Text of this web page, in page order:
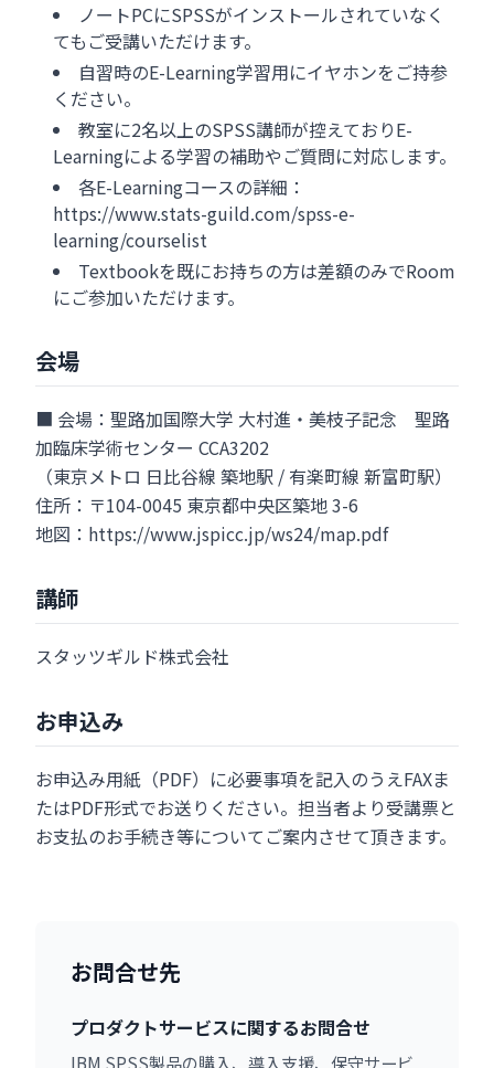
ノートPCにSPSSがインストールされていなく
てもご受講いただけます。
自習時のE-Learning学習用にイヤホンをご持参
ください。
教室に2名以上のSPSS講師が控えておりE-
Learningによる学習の補助やご質問に対応します。
各E-Learningコースの詳細：
https://www.stats-guild.com/spss-e-
learning/courselist
Textbookを既にお持ちの方は差額のみでRoom
にご参加いただけます。
会場
■ 会場：聖路加国際大学 大村進・美枝子記念 聖路
加臨床学術センター CCA3202
（東京メトロ 日比谷線 築地駅 / 有楽町線 新富町駅）
住所：〒104-0045 東京都中央区築地 3-6
地図：https://www.jspicc.jp/ws24/map.pdf
講師
スタッツギルド株式会社
お申込み
お申込み用紙（PDF）に必要事項を記入のうえFAXま
たはPDF形式でお送りください。担当者より受講票と
お支払のお手続き等についてご案内させて頂きます。
お問合せ先
プロダクトサービスに関するお問合せ
IBM SPSS製品の購入、導入支援、保守サービ